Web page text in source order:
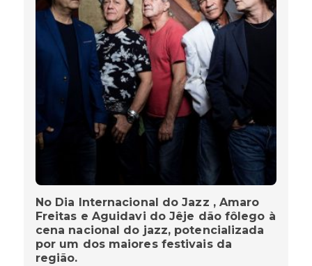
No Dia Internacional do Jazz , Amaro
Freitas e Aguidavi do Jêje dão fôlego à
cena nacional do jazz, potencializada
por um dos maiores festivais da
região.